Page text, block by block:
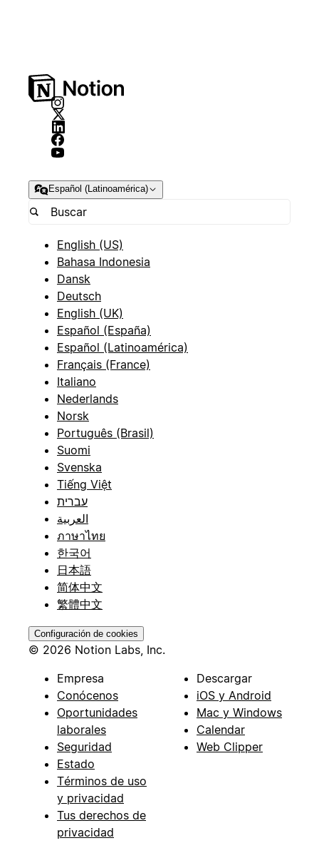
Español (Latinoamérica)
English (US)
Bahasa Indonesia
Dansk
Deutsch
English (UK)
Español (España)
Español (Latinoamérica)
Français (France)
Italiano
Nederlands
Norsk
Português (Brasil)
Suomi
Svenska
Tiếng Việt
עברית
العربية
ภาษาไทย
한국어
日本語
简体中文
繁體中文
Configuración de cookies
© 2026 Notion Labs, Inc.
Empresa
Conócenos
Oportunidades
laborales
Seguridad
Estado
Términos de uso
y privacidad
Tus derechos de
privacidad
Descargar
iOS y Android
Mac y Windows
Calendar
Web Clipper